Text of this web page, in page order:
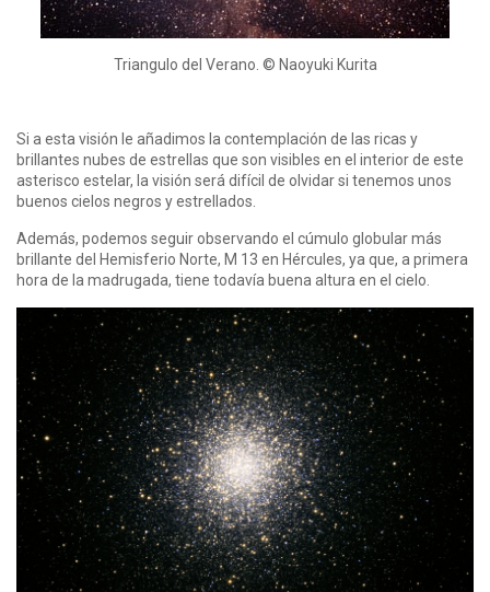
Triangulo del Verano. © Naoyuki Kurita
Si a esta visión le añadimos la contemplación de las ricas y
brillantes nubes de estrellas que son visibles en el interior de este
asterisco estelar, la visión será difícil de olvidar si tenemos unos
buenos cielos negros y estrellados.
Además, podemos seguir observando el cúmulo globular más
brillante del Hemisferio Norte, M 13 en Hércules, ya que, a primera
hora de la madrugada, tiene todavía buena altura en el cielo.